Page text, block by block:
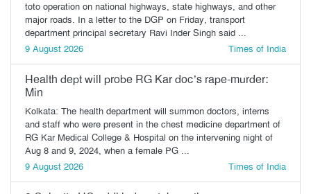
toto operation on national highways, state highways, and other
major roads. In a letter to the DGP on Friday, transport
department principal secretary Ravi Inder Singh said ...
9 August 2026
Times of India
Health dept will probe RG Kar doc’s rape-murder:
Min
Kolkata: The health department will summon doctors, interns
and staff who were present in the chest medicine department of
RG Kar Medical College & Hospital on the intervening night of
Aug 8 and 9, 2024, when a female PG ...
9 August 2026
Times of India